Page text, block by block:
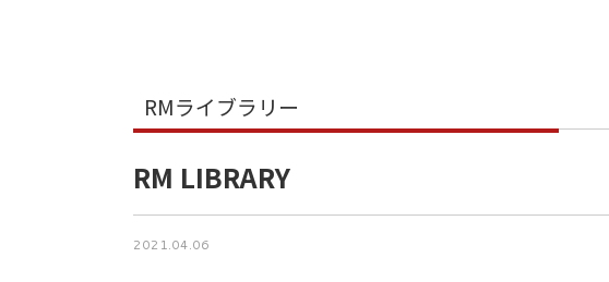
RMライブラリー
RM LIBRARY
2021.04.06